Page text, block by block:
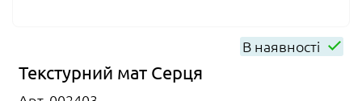
В наявності
Текстурний мат Серця